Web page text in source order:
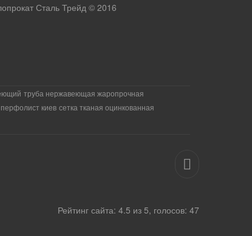
Сталь Трейд © 2016
труба нержавеющая жаропрочная
перфолист киев сетка тканая оцинкованная
Рейтинг сайта: 4.5 из 5, голосов: 47